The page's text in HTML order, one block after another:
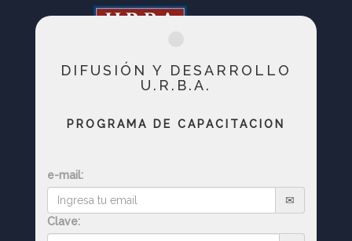
DIFUSIÓN Y DESARROLLO
U.R.B.A.
PROGRAMA DE CAPACITACION
e-mail:
Clave: